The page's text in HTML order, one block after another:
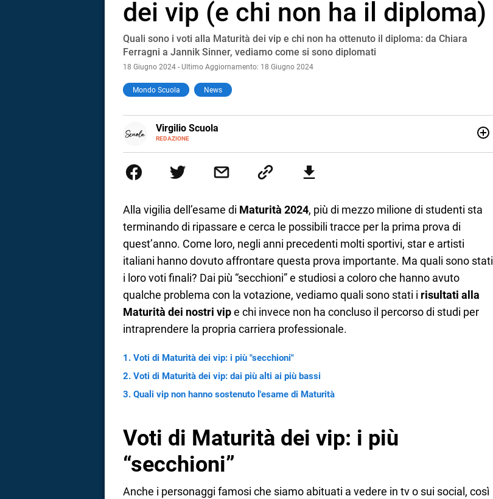
dei vip (e chi non ha il diploma)
Quali sono i voti alla Maturità dei vip e chi non ha ottenuto il diploma: da Chiara
Ferragni a Jannik Sinner, vediamo come si sono diplomati
18 Giugno 2024 - Ultimo Aggiornamento: 18 Giugno 2024
Mondo Scuola News
Virgilio Scuola
REDAZIONE
E-
MAIL
INSTAGRAM
SITI
dedicato non solo giovani studenti, ma anche genitori e insegnanti con più di 1.500 lezioni
ed esercizi online, video di approfondimento e infografiche. Ogni lezione è pensata e
affrontati dagli studenti durante il percorso scolastico, anche quelli più ostici, con un
linguaggio semplice e immediato e l'ausilio di contenuti multimediali a supporto della
spiegazione testuale.
Alla vigilia dell’esame di Maturità 2024, più di mezzo milione di studenti sta
terminando di ripassare e cerca le possibili tracce per la prima prova di
quest’anno. Come loro, negli anni precedenti molti sportivi, star e artisti
italiani hanno dovuto affrontare questa prova importante. Ma quali sono stati
i loro voti finali? Dai più “secchioni” e studiosi a coloro che hanno avuto
qualche problema con la votazione, vediamo quali sono stati i risultati alla
Maturità dei nostri vipe chi invece non ha concluso il percorso di studi per
intraprendere la propria carriera professionale.
Voti di Maturità dei vip: i più "secchioni"
Voti di Maturità dei vip: dai più alti ai più bassi
Quali vip non hanno sostenuto l'esame di Maturità
Voti di Maturità dei vip: i più
“secchioni”
Anche i personaggi famosi che siamo abituati a vedere in tv o sui social, così